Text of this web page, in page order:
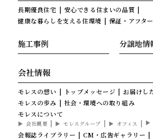
長期優良住宅
安心できる住まいの品質
健康な暮らしを支える住環境
保証・アフタ
施工事例 分譲地情
会社情報
モレスの想い トップメッセージ
お届けし
モレスの歩み
社会・環境への取り組み
モレスについて
会社概要 モレスグループ オフィス
会報誌ライブラリー CM・広告ギャラリー